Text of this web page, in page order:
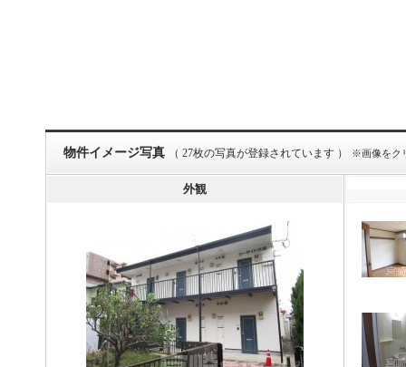
物件イメージ写真 （ 27枚の写真が登録されています ） ※画像をク
外観